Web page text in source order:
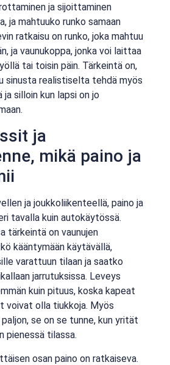
ja sijoittaminen
ja mahtuuko runko samaan
ratkaisu on runko, joka mahtuu
ja vaunukoppa, jonka voi laittaa
tai toisin päin. Tärkeintä on,
sinusta realistiselta tehdä myös
silloin kun lapsi on jo
ja
mikä paino ja
ja joukkoliikenteellä, paino ja
tavalla kuin autokäytössä.
tärkeintä on vaunujen
kääntymään käytävällä,
varattuun tilaan ja saatko
jarrutuksissa. Leveys
kuin pituus, koska kapeat
voivat olla tiukkoja. Myös
se on se tunne, kun yrität
pienessä tilassa.
osan paino on ratkaiseva.